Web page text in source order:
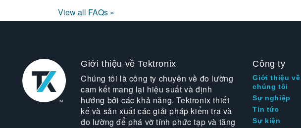
View all FAQs »
Giới thiệu về Tektronix
Chúng tôi là công ty chuyên về đo lường
cam kết mang lại hiệu suất và định
hướng bởi các khả năng. Tektronix thiết
kế và sản xuất các giải pháp kiểm tra và
đo lường để phá vỡ tính phức tạp và tăng
Công ty
Giới thiệu về
chúng tôi
Sự nghiệp
Tin tức
Sự kiện